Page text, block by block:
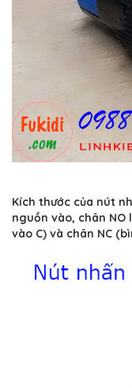
Kích thước của nút
nguồn vào, chân
vào C) và chân NC